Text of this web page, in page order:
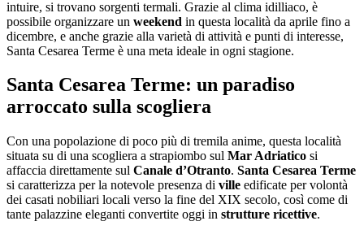
intuire, si trovano sorgenti termali. Grazie al clima idilliaco, è
possibile organizzare un weekend in questa località da aprile fino a
dicembre, e anche grazie alla varietà di attività e punti di interesse,
Santa Cesarea Terme è una meta ideale in ogni stagione.
Santa Cesarea Terme: un paradiso
arroccato sulla scogliera
Con una popolazione di poco più di tremila anime, questa località
situata su di una scogliera a strapiombo sul Mar Adriatico si
affaccia direttamente sul Canale d’Otranto. Santa Cesarea Terme
si caratterizza per la notevole presenza di ville edificate per volontà
dei casati nobiliari locali verso la fine del XIX secolo, così come di
tante palazzine eleganti convertite oggi in strutture ricettive.